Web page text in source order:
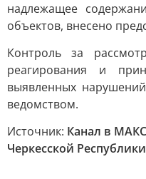
надлежащее
объектов, внесено
Контроль за
реагирования и
выявленных
ведомством.
Источник: Канал в
Черкесской